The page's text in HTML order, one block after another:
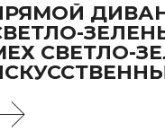
ДИВАН
СВЕТЛО-